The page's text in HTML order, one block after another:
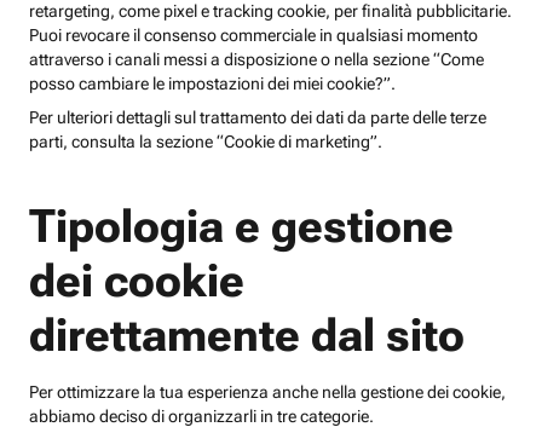
retargeting, come pixel e tracking cookie, per finalità pubblicitarie.
Puoi revocare il consenso commerciale in qualsiasi momento
attraverso i canali messi a disposizione o nella sezione “Come
posso cambiare le impostazioni dei miei cookie?”.
Per ulteriori dettagli sul trattamento dei dati da parte delle terze
parti, consulta la sezione “Cookie di marketing”.
Tipologia e gestione
dei cookie
direttamente dal sito
Per ottimizzare la tua esperienza anche nella gestione dei cookie,
abbiamo deciso di organizzarli in tre categorie.